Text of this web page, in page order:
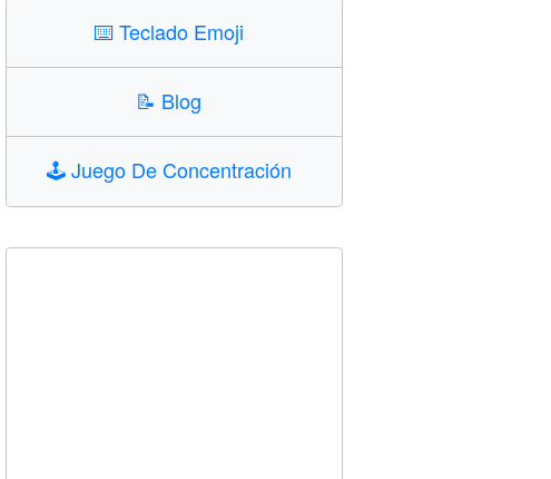
⌨️Teclado Emoji
📝 Blog
🕹️Juego De Concentración